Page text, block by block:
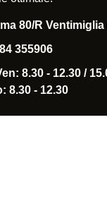
80/R Ventimiglia
355906
8.30 - 12.30 /
8.30 - 12.30